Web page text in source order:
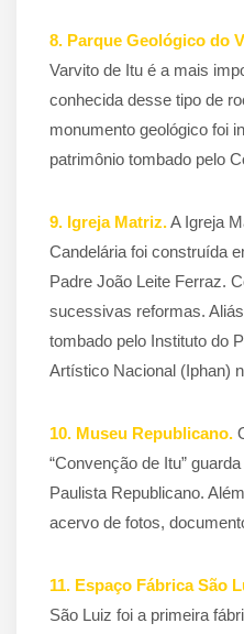
8. Parque Geológico do
Varvito de Itu é a mais
conhecida desse tipo de
monumento geológico foi
patrimônio tombado pelo
9. Igreja Matriz.A Igreja
Candelária foi construída
Padre João Leite Ferraz.
sucessivas reformas.
tombado pelo Instituto do
Artístico Nacional (Iphan)
10. Museu Republicano.
“Convenção de Itu”
Paulista Republicano.
acervo de fotos,
11. Espaço Fábrica São
São Luiz foi a primeira